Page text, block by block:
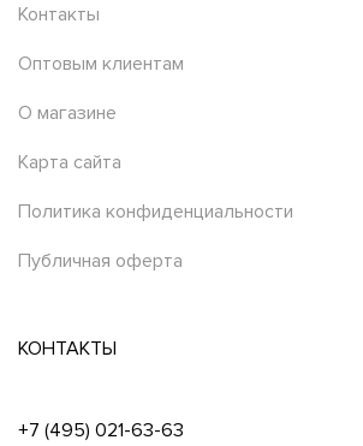
Контакты
Оптовым клиентам
О магазине
Карта сайта
Политика конфиденциальности
Публичная оферта
КОНТАКТЫ
+7 (495) 021-63-63